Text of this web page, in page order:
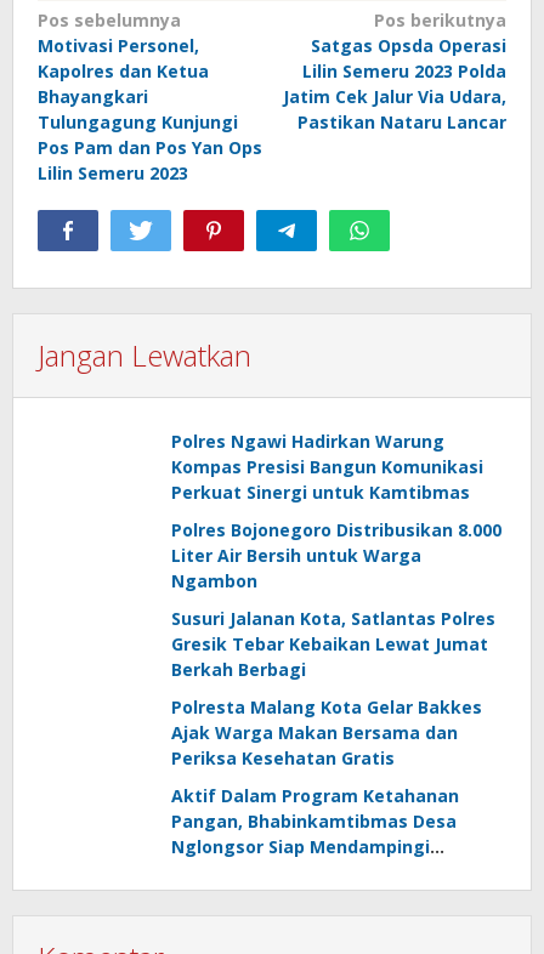
Navigasi
pos
Pos sebelumnya
Motivasi Personel,
Kapolres dan Ketua
Bhayangkari
Tulungagung Kunjungi
Pos Pam dan Pos Yan Ops
Lilin Semeru 2023
Pos berikutnya
Satgas Opsda Operasi
Lilin Semeru 2023 Polda
Jatim Cek Jalur Via Udara,
Pastikan Nataru Lancar
Jangan Lewatkan
Polres Ngawi Hadirkan Warung
Kompas Presisi Bangun Komunikasi
Perkuat Sinergi untuk Kamtibmas
Polres Bojonegoro Distribusikan 8.000
Liter Air Bersih untuk Warga
Ngambon
Susuri Jalanan Kota, Satlantas Polres
Gresik Tebar Kebaikan Lewat Jumat
Berkah Berbagi
Polresta Malang Kota Gelar Bakkes
Ajak Warga Makan Bersama dan
Periksa Kesehatan Gratis
Aktif Dalam Program Ketahanan
Pangan, Bhabinkamtibmas Desa
Nglongsor Siap Mendampingi